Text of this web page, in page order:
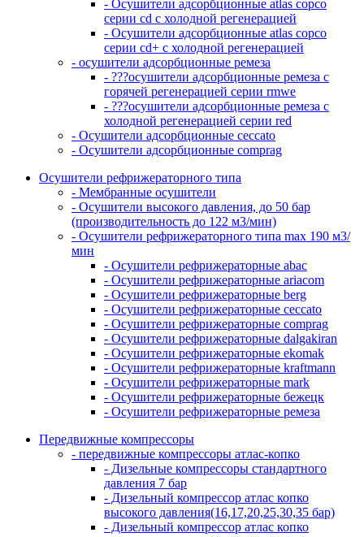
- Осушители адсорбционные atlas copco
серии cd с холодной регенерацией
- Осушители адсорбционные atlas copco
серии cd+ с холодной регенерацией
- осушители адсорбционные ремеза
- ???осушители адсорбционные ремеза с
горячей регенерацией серии rmwe
- ???осушители адсорбционные ремеза с
холодной регенерацией серии red
- Осушители адсорбционные ceccato
- Осушители адсорбционные comprag
Осушители рефрижераторного типа
- Мембранные осушители
- Осушители высокого давления, до 50 бар
(производительность до 122 м3/мин)
- Осушители рефрижераторного типа max 190 м3/
мин
- Осушители рефрижераторные abac
- Осушители рефрижераторные ariacom
- Осушители рефрижераторные berg
- Осушители рефрижераторные ceccato
- Осушители рефрижераторные comprag
- Осушители рефрижераторные dalgakiran
- Осушители рефрижераторные ekomak
- Осушители рефрижераторные kraftmann
- Осушители рефрижераторные mark
- Осушители рефрижераторные бежецк
- Осушители рефрижераторные ремеза
Передвижные компрессоры
- передвижные компрессоры атлас-копко
- Дизельные компрессоры стандартного
давления 7 бар
- Дизельный компрессор атлас копко
высокого давления(16,17,20,25,30,35 бар)
- Дизельный компрессор атлас копко